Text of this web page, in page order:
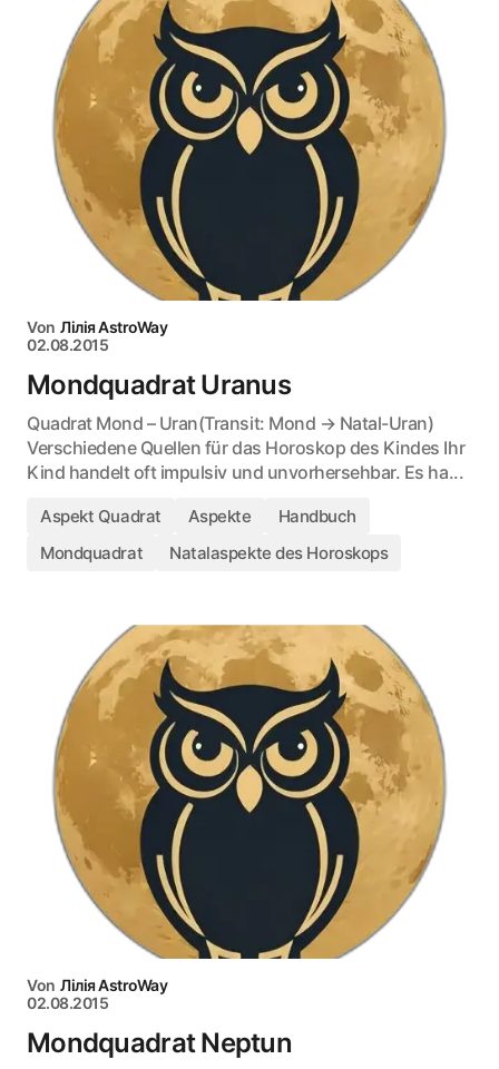
Von Лілія AstroWay
02.08.2015
Mondquadrat Uranus
Quadrat Mond – Uran(Transit: Mond → Natal-Uran)
Verschiedene Quellen für das Horoskop des Kindes Ihr
Kind handelt oft impulsiv und unvorhersehbar. Es ha...
Aspekt Quadrat Aspekte
Handbuch
Mondquadrat
Natalaspekte des Horoskops
Von Лілія AstroWay
02.08.2015
Mondquadrat Neptun